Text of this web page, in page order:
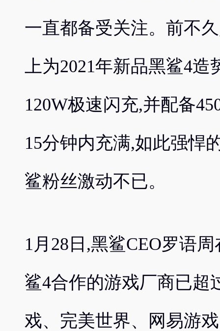
一直都备受关注。前不
上为2021年新品黑鲨4
120W极速闪充,并配备
15分钟内充满,如此强悍
鲨粉丝激动不已。
1月28日,黑鲨CEO罗语
鲨4合作的游戏厂商已超
戏、完美世界、网易游